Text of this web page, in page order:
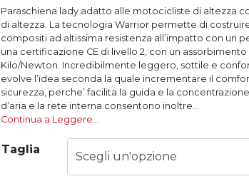
Paraschiena lady adatto alle motocicliste di altezza
di altezza. La tecnologia Warrior permette di
compositi ad altissima resistenza all’impatto con un
una certificazione CE di livello 2, con un
Kilo/Newton. Incredibilmente leggero, sottile e
evolve l’idea seconda la quale incrementare il
sicurezza, perche’ facilita la guida e la
d’aria e la rete interna consentono inoltre...
Continua a Leggere…
Taglia